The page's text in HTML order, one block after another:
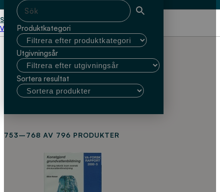
Start
Välj kundtypProduktkategori
Utgivningsår
Sortera resultat
753–768 AV 796 PRODUKTER